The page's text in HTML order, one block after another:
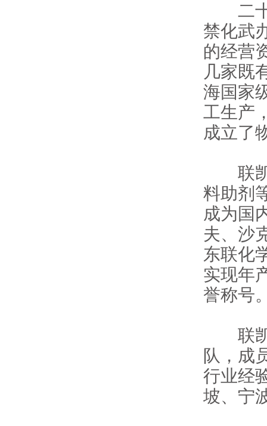
二十
禁化武
的经营
几家既
海国家
工生产
成立了
联凯
料助剂
成为国
夫、沙
东联化
实现年
誉称号
联
队，成
行业经
坡、宁